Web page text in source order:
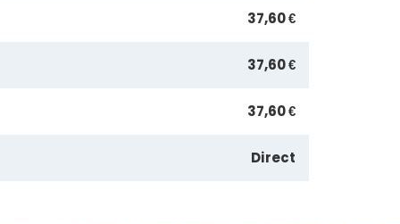
37,60 €
37,60 €
37,60 €
Direct